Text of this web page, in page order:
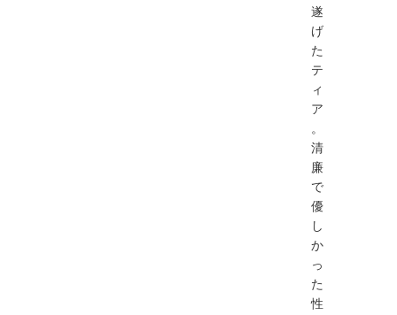
遂
げ
た
テ
ィ
ア
。
清
廉
で
優
し
か
っ
た
性